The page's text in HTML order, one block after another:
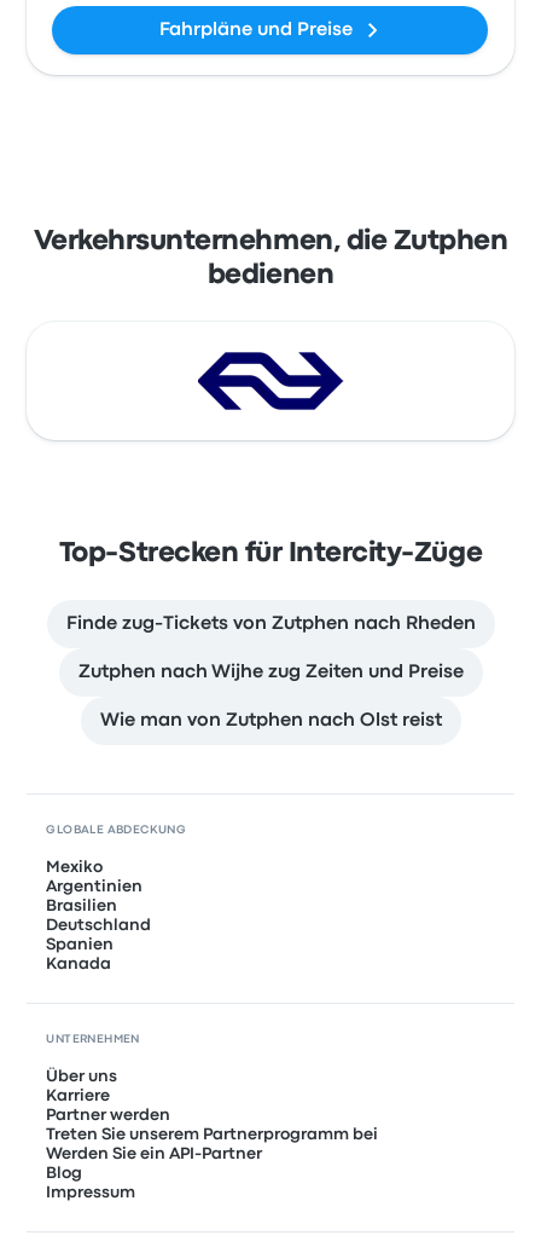
Fahrpläne und Preise
Verkehrsunternehmen, die Zutphen
bedienen
Top-Strecken für Intercity-Züge
Finde zug-Tickets von Zutphen nach Rheden
Zutphen nach Wijhe zug Zeiten und Preise
Wie man von Zutphen nach Olst reist
GLOBALE ABDECKUNG
Mexiko
Argentinien
Brasilien
Deutschland
Spanien
Kanada
UNTERNEHMEN
Über uns
Karriere
Partner werden
Treten Sie unserem Partnerprogramm bei
Werden Sie ein API-Partner
Blog
Impressum